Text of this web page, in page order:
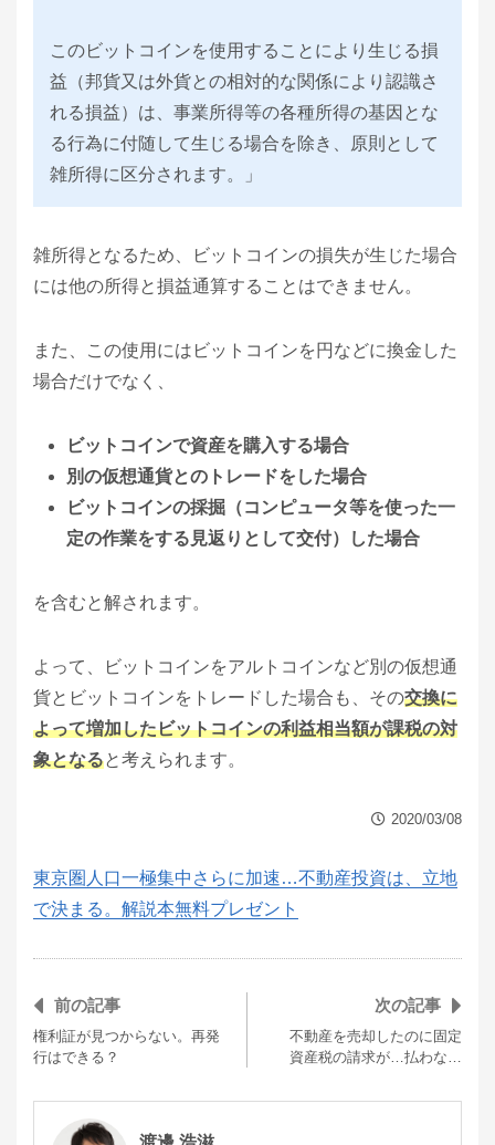
このビットコインを使用することにより生じる損
益（邦貨又は外貨との相対的な関係により認識さ
れる損益）は、事業所得等の各種所得の基因とな
る行為に付随して生じる場合を除き、原則として
雑所得に区分されます。」
雑所得となるため、ビットコインの損失が生じた場合
には他の所得と損益通算することはできません。
また、この使用にはビットコインを円などに換金した
場合だけでなく、
ビットコインで資産を購入する場合
別の仮想通貨とのトレードをした場合
ビットコインの採掘（コンピュータ等を使った一
定の作業をする見返りとして交付）した場合
を含むと解されます。
よって、ビットコインをアルトコインなど別の仮想通
貨とビットコインをトレードした場合も、その交換に
よって増加したビットコインの利益相当額が課税の対
象となると考えられます。
2020/03/08
東京圏人口一極集中さらに加速…不動産投資は、立地
で決まる。解説本無料プレゼント
前の記事
権利証が見つからない。再発
行はできる？
次の記事
不動産を売却したのに固定
資産税の請求が…払わな…